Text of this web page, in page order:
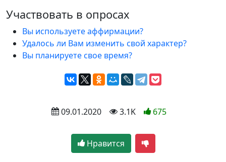
Участвовать в опросах
Вы используете аффирмации?
Удалось ли Вам изменить свой характер?
Вы планируете свое время?
09.01.2020 3.1K 675
Нравится